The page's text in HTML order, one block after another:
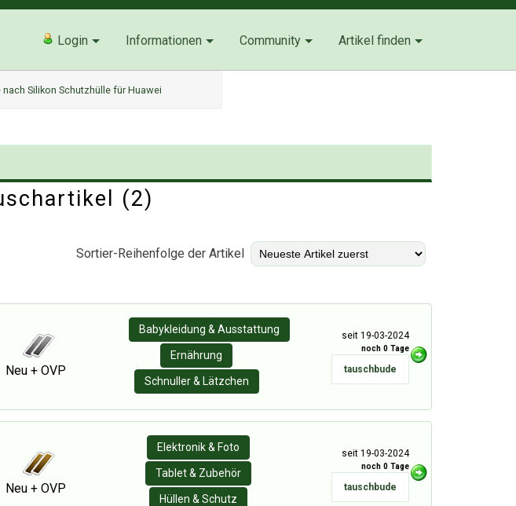
Login Informationen Community Artikel finden
nach Silikon Schutzhülle für Huawei
(2)
Sortier-Reihenfolge der Artikel
Neu + OVP
Babykleidung & Ausstattung
Ernährung
Schnuller & Lätzchen
seit 19-03-2024
noch 0 Tage
tauschbude
Neu + OVP
Elektronik & Foto
Tablet & Zubehör
Hüllen & Schutz
seit 19-03-2024
noch 0 Tage
tauschbude